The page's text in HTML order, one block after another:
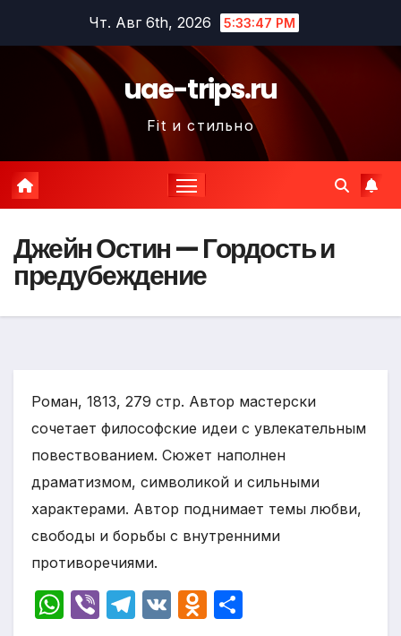
содержимому
Чт. Авг 6th, 2026 5:33:48 PM
uae-trips.ru
Fit и стильно
Джейн Остин — Гордость и
предубеждение
Роман, 1813, 279 стр. Автор мастерски
сочетает философские идеи с увлекательным
повествованием. Сюжет наполнен
драматизмом, символикой и сильными
характерами. Автор поднимает темы любви,
свободы и борьбы с внутренними
противоречиями.
W Vi T
V
O